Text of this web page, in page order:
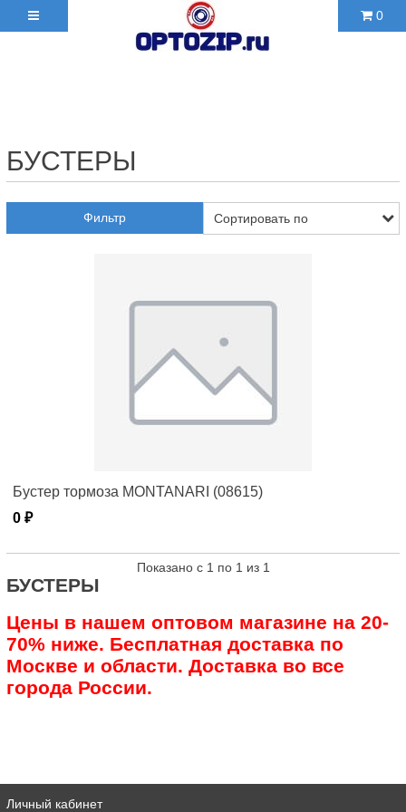
0
БУСТЕРЫ
Фильтр
Бустер тормоза MONTANARI (08615)
0 ₽
Показано с 1 по 1 из 1
БУСТЕРЫ
Цены в нашем оптовом магазине на 20-
70% ниже. Бесплатная доставка по
Москве и области. Доставка во все
города России.
Личный кабинет